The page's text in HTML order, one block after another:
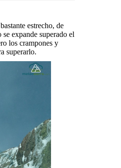
estrecho, de
expande superado el
los crampones y
superarlo.